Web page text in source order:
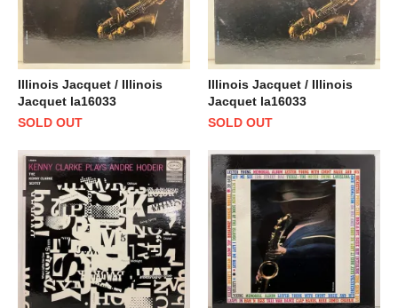
Illinois Jacquet / Illinois
Jacquet la16033
SOLD OUT
Illinois Jacquet / Illinois
Jacquet la16033
SOLD OUT